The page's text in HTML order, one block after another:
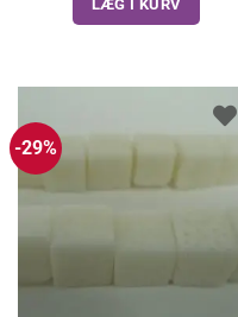
LÆG I KURV
-29%